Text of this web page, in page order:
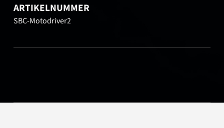
ARTIKELNUMMER
SBC-Motodriver2